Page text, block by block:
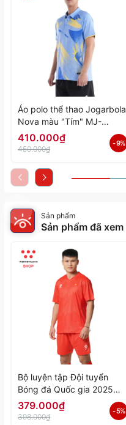
Áo polo thể thao Jogarbola
Nova màu "Tím" MJ-
A4197-04 - Hàng Chính
Hãng
410.000₫
450.000₫
- 9%
Sản phẩm
Sản phẩm đã xem
Bộ luyện tập Đội tuyển
Bóng đá Quốc gia 2025
"Orange" MJ-E3053-133 -
Hàng Chính Hãng
379.000₫
398.000₫
- 5%